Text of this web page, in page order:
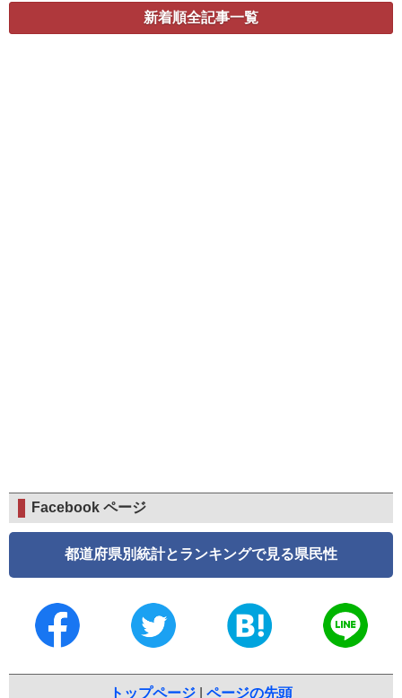
新着順全記事一覧
Facebook ページ
都道府県別統計とランキングで見る県民性
トップページ ページの先頭